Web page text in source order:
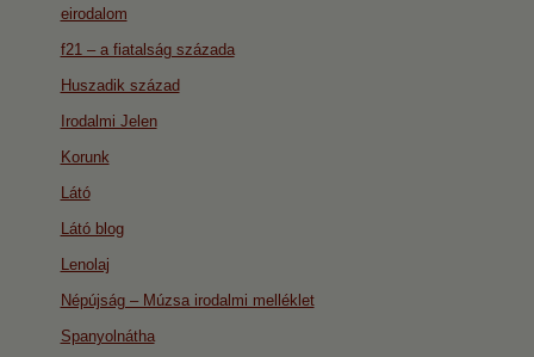
eirodalom
f21 – a fiatalság százada
Huszadik század
Irodalmi Jelen
Korunk
Látó
Látó blog
Lenolaj
Népújság – Múzsa irodalmi melléklet
Spanyolnátha